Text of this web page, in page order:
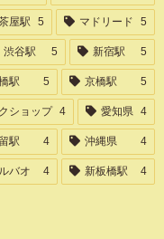
屋駅 5 マドリード 5
渋谷駅 5 新宿駅 5
駅 5 京橋駅 5
ショップ 4 愛知県 4
駅 4 沖縄県 4
バオ 4 新板橋駅 4